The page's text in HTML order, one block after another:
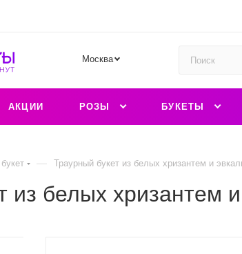
Москва
АКЦИИ РОЗЫ БУКЕТЫ
— Траурный букет из белых хризантем и
из белых хризантем